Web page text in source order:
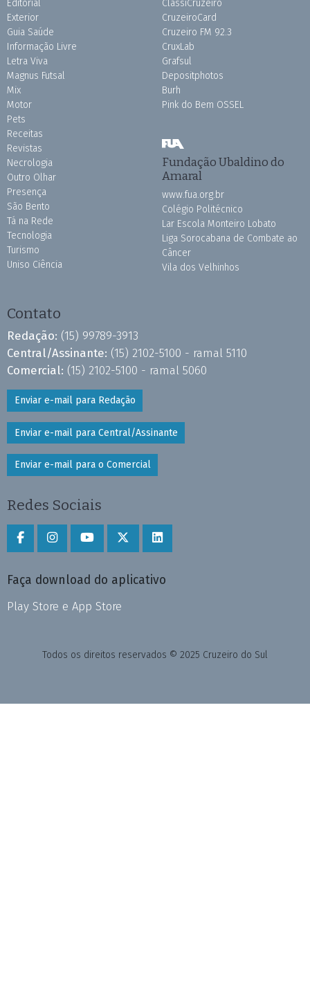
Editorial
Exterior
Guia Saúde
Informação Livre
Letra Viva
Magnus Futsal
Mix
Motor
Pets
Receitas
Revistas
Necrologia
Outro Olhar
Presença
São Bento
Tá na Rede
Tecnologia
Turismo
Uniso Ciência
ClassiCruzeiro
CruzeiroCard
Cruzeiro FM 92.3
CruxLab
Grafsul
Depositphotos
Burh
Pink do Bem OSSEL
Fundação Ubaldino do
Amaral
www.fua.org.br
Colégio Politécnico
Lar Escola Monteiro Lobato
Liga Sorocabana de Combate ao
Câncer
Vila dos Velhinhos
Contato
Redação: (15) 99789-3913
Central/Assinante: (15) 2102-5100 - ramal 5110
Comercial: (15) 2102-5100 - ramal 5060
Enviar e-mail para Redação
Enviar e-mail para Central/Assinante
Enviar e-mail para o Comercial
Redes Sociais
Faça download do aplicativo
Play Store e App Store
Todos os direitos reservados © 2025 Cruzeiro do Sul